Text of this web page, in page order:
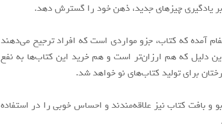
یادگیری چیزهای جدید، ذهن خود را گسترش دهد.
آمده که کتاب، جزو مواردی است که افراد ترجیح می‌دهند
دلیل که هم ارزان‌تر است و هم خرید این کتاب‌ها به نفع
برای تولید کتاب‌های نو خواهد شد.
و بافت کتاب نیز علاقه‌مندند و احساس خوبی را در استفاده